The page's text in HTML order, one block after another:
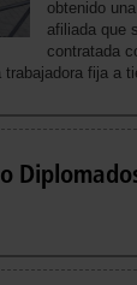
obtenido
afiliada que
contratada
fija a